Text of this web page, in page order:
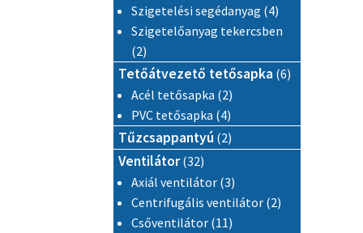
Szigetelési segédanyag 44 termék
Szigetelőanyag tekercsben
22 termék
Tetőátvezető tetősapka 66 termék
Acél tetősapka 22 termék
PVC tetősapka 44 termék
Tűzcsappantyú 22 termék
Ventilátor 3232 termék
Axiál ventilátor 33 termék
Centrifugális ventilátor 22 termék
Csőventilátor 1111 termék